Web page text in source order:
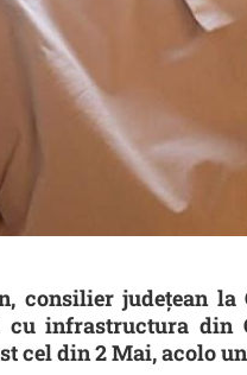
consilier județean
cu infrastructura din
cel din 2 Mai, acolo